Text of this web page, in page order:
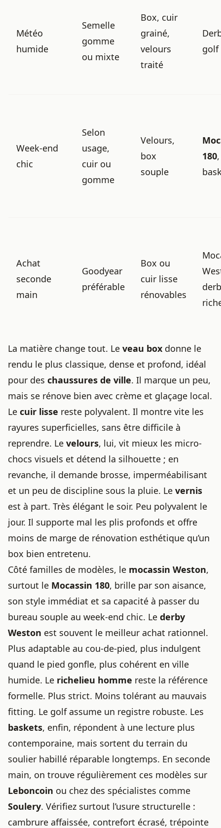
Météo
humide
Semelle
gomme
ou mixte
Box, cuir
grainé,
velours
traité
golf
Week-end
chic
Selon
usage,
cuir ou
gomme
Velours,
box
souple
180,
Achat
seconde
main
Goodyear
préférable
Box ou
cuir lisse
rénovables
La matière change tout. Le veau box donne le
rendu le plus classique, dense et profond, idéal
pour des chaussures de ville. Il marque un peu,
mais se rénove bien avec crème et glaçage local.
Le cuir lisse reste polyvalent. Il montre vite les
rayures superficielles, sans être difficile à
reprendre. Le velours, lui, vit mieux les micro-
chocs visuels et détend la silhouette ; en
revanche, il demande brosse, imperméabilisant
et un peu de discipline sous la pluie. Le vernis
est à part. Très élégant le soir. Peu polyvalent le
jour. Il supporte mal les plis profonds et offre
moins de marge de rénovation esthétique qu’un
box bien entretenu.
Côté familles de modèles, le mocassin Weston,
surtout le Mocassin 180, brille par son aisance,
son style immédiat et sa capacité à passer du
bureau souple au week-end chic. Le derby
Weston est souvent le meilleur achat rationnel.
Plus adaptable au cou-de-pied, plus indulgent
quand le pied gonfle, plus cohérent en ville
humide. Le richelieu homme reste la référence
formelle. Plus strict. Moins tolérant au mauvais
fitting. Le golf assume un registre robuste. Les
baskets, enfin, répondent à une lecture plus
contemporaine, mais sortent du terrain du
soulier habillé réparable longtemps. En seconde
main, on trouve régulièrement ces modèles sur
Leboncoin ou chez des spécialistes comme
Soulery. Vérifiez surtout l’usure structurelle :
cambrure affaissée, contrefort écrasé, trépointe